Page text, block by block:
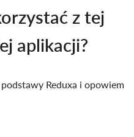
z tej
aplikacji?
Reduxa i opowiem